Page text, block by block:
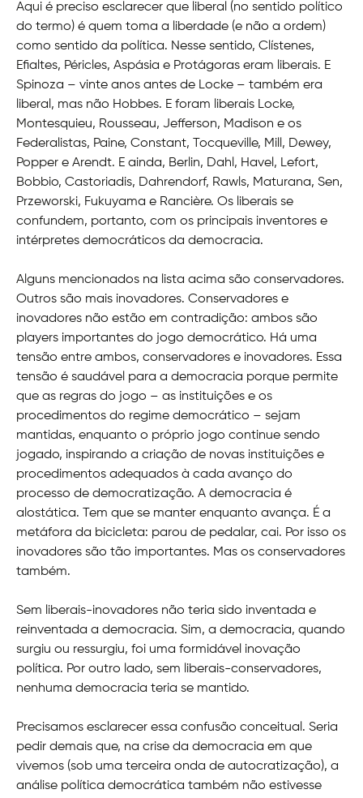
Aqui é preciso esclarecer que liberal (no sentido político
do termo) é quem toma a liberdade (e não a ordem)
como sentido da política. Nesse sentido, Clístenes,
Efialtes, Péricles, Aspásia e Protágoras eram liberais. E
Spinoza – vinte anos antes de Locke – também era
liberal, mas não Hobbes. E foram liberais Locke,
Montesquieu, Rousseau, Jefferson, Madison e os
Federalistas, Paine, Constant, Tocqueville, Mill, Dewey,
Popper e Arendt. E ainda, Berlin, Dahl, Havel, Lefort,
Bobbio, Castoriadis, Dahrendorf, Rawls, Maturana, Sen,
Przeworski, Fukuyama e Rancière. Os liberais se
confundem, portanto, com os principais inventores e
intérpretes democráticos da democracia.
Alguns mencionados na lista acima são conservadores.
Outros são mais inovadores. Conservadores e
inovadores não estão em contradição: ambos são
players importantes do jogo democrático. Há uma
tensão entre ambos, conservadores e inovadores. Essa
tensão é saudável para a democracia porque permite
que as regras do jogo – as instituições e os
procedimentos do regime democrático – sejam
mantidas, enquanto o próprio jogo continue sendo
jogado, inspirando a criação de novas instituições e
procedimentos adequados à cada avanço do
processo de democratização. A democracia é
alostática. Tem que se manter enquanto avança. É a
metáfora da bicicleta: parou de pedalar, cai. Por isso os
inovadores são tão importantes. Mas os conservadores
também.
Sem liberais-inovadores não teria sido inventada e
reinventada a democracia. Sim, a democracia, quando
surgiu ou ressurgiu, foi uma formidável inovação
política. Por outro lado, sem liberais-conservadores,
nenhuma democracia teria se mantido.
Precisamos esclarecer essa confusão conceitual. Seria
pedir demais que, na crise da democracia em que
vivemos (sob uma terceira onda de autocratização), a
análise política democrática também não estivesse